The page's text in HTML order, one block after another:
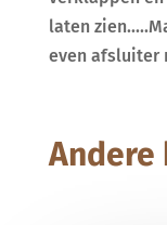
laten
even afsluiter
Andere